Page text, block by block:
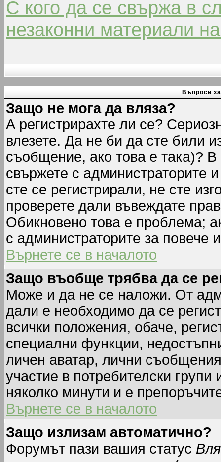
С кого да се свържа в
незаконни материали
Въпроси
Защо не мога да вляза?
А регистрирахте ли се?
влезете. Да не би да сте били
съобщение, ако това е така)?
свържете с администраторите
сте се регистрирали, не сте
проверете дали въвеждате
Обикновено това е проблема;
с администраторите за повече
Върнете се в началото
Защо въобще трябва да се
Може и да не се наложи. От
дали е необходимо да се
всички положения, обаче,
специални функции,
личен аватар, лични
участие в потребителски
няколко минути и е
Върнете се в началото
Защо излизам автоматично?
Форумът пази вашия статус